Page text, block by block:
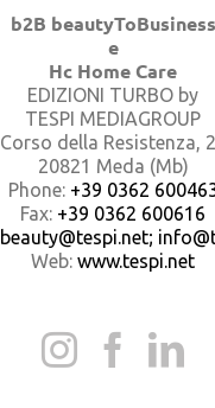
b2B beautyToBusiness
e
Hc Home Care
EDIZIONI TURBO by
TESPI MEDIAGROUP
Corso della Resistenza,
20821 Meda (Mb)
Phone: +39 0362
Fax: +39 0362 600616
beauty@tespi.net;
Web: www.tespi.net